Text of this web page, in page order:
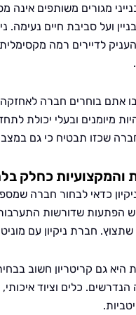
מגורים משותפים אינה
ועל סביבת חיים
לדיירים רמה
אתם בוחרים חברה לאחזקה,
מיומנים ובעלי יכולת
שכזו תבטיח כי גם במצבי
והמקצועיות כחלק
כדאי לבחור חברה
הפתעות שדורשות
חברת ניקיון עם
היא גם קריטריון חשוב
הנדרשים. כלים וציוד